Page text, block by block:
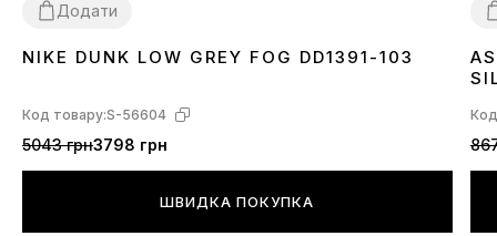
Додати
3637 383940 4142 43 44 45
NIKE DUNK LOW GREY FOG DD1391-103
Код товару:S-56604
5043 грн3798 грн
ШВИДКА ПОКУПКА